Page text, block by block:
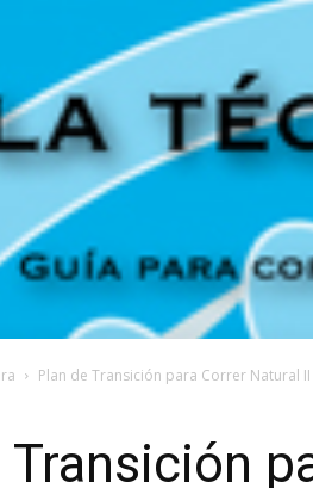
Plan de Transición para Correr Natural II
Transición